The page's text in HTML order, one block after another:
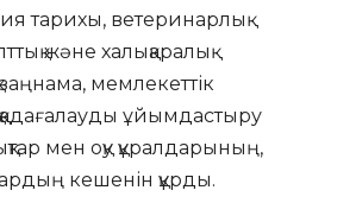
тарихы, ветеринарлық
және халықаралық
мемлекеттік
ұйымдастыру
мен оқу құралдарының,
кешенін құрды.